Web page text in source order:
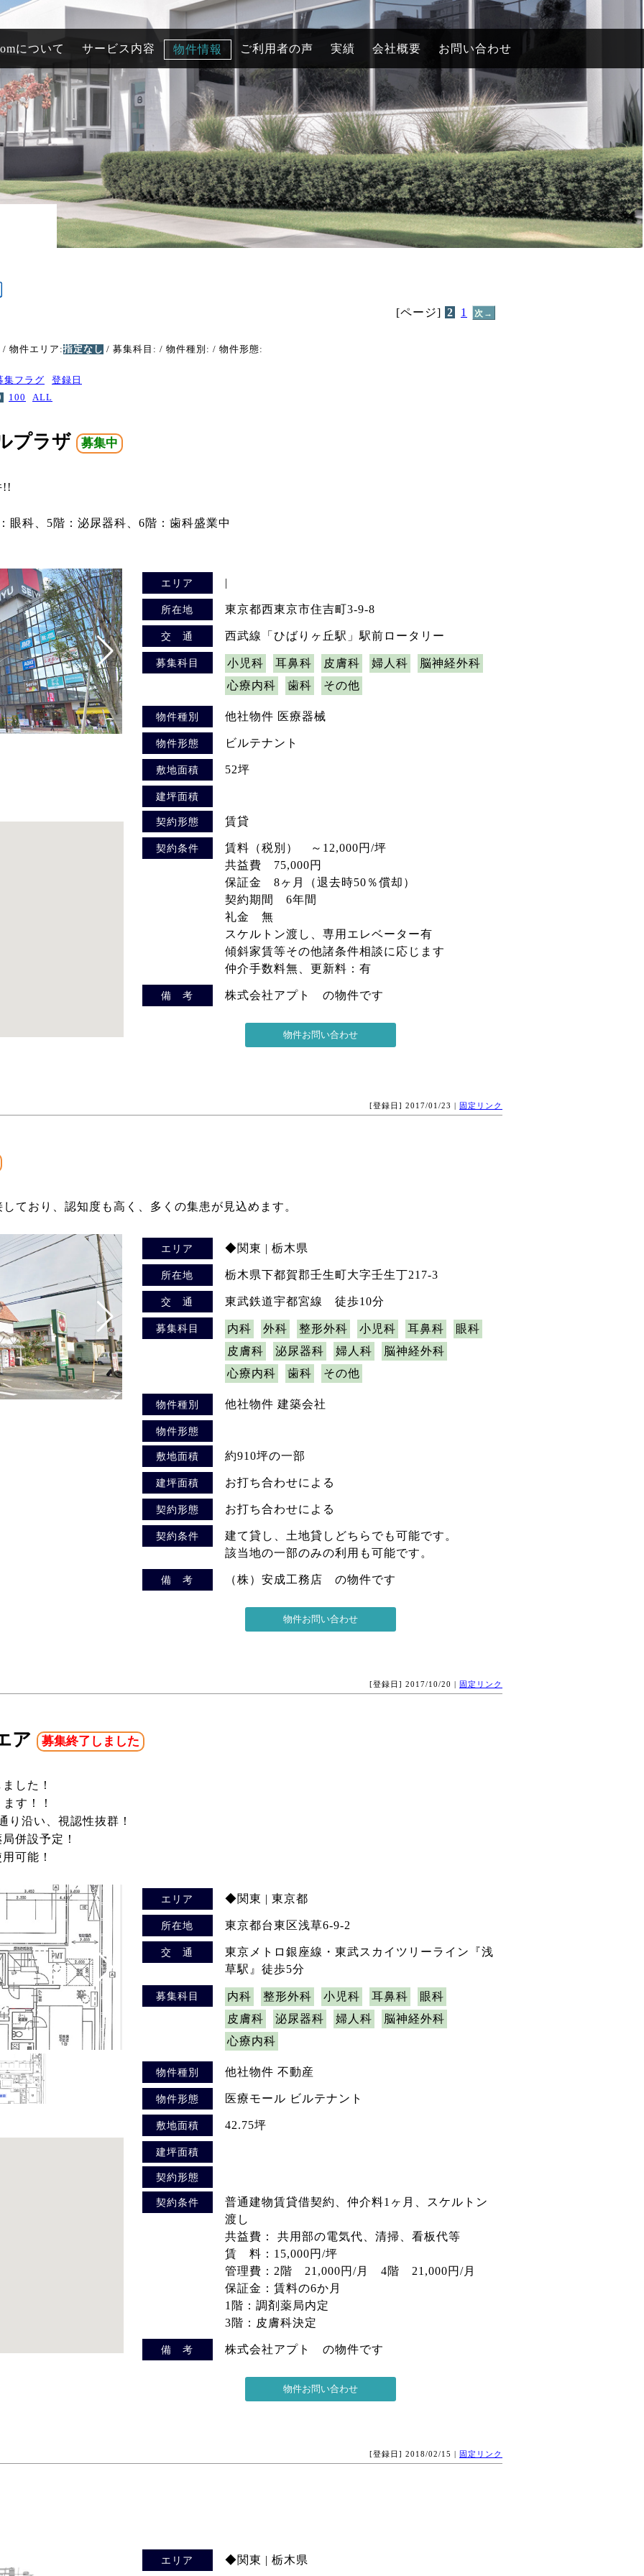
について サービス内容 物件情報 ご利用者の声 実績 会社概要 お問い合わせ
[ページ] 2 1 次→
/ 物件エリア:指定なし / 募集科目: / 物件種別: / 物件形態:
集フラグ
登録日
100 ALL
プラザ 募集中
!!
眼科、5階：泌尿器科、6階：歯科盛業中
エリア |
所在地 東京都西東京市住吉町3-9-8
交 通 西武線「ひばりヶ丘駅」駅前ロータリー
募集科目 小児科 耳鼻科 皮膚科 婦人科
脳神経外科
心療内科
歯科 その他
物件種別 他社物件 医療器械
物件形態 ビルテナント
敷地面積 52坪
建坪面積
契約形態 賃貸
契約条件
賃料（税別） ～12,000円/坪
共益費 75,000円
保証金 8ヶ月（退去時50％償却）
契約期間 6年間
礼金 無
スケルトン渡し、専用エレベーター有
傾斜家賃等その他諸条件相談に応じます
仲介手数料無、更新料：有
備 考 株式会社アプト の物件です
[登録日] 2017/01/23 | 固定リンク
ており、認知度も高く、多くの集患が見込めます。
エリア ◆関東 | 栃木県
所在地 栃木県下都賀郡壬生町大字壬生丁217-3
交 通 東武鉄道宇都宮線 徒歩10分
募集科目 内科 外科 整形外科 小児科 耳鼻科
眼科
皮膚科
泌尿器科 婦人科
脳神経外科
心療内科
歯科 その他
物件種別 他社物件 建築会社
物件形態
敷地面積 約910坪の一部
建坪面積 お打ち合わせによる
契約形態 お打ち合わせによる
契約条件
建て貸し、土地貸しどちらでも可能です。
該当地の一部のみの利用も可能です。
備 考 （株）安成工務店 の物件です
[登録日] 2017/10/20 | 固定リンク
ア 募集終了しました
した！
す！！
り沿い、視認性抜群！
併設予定！
可能！
エリア ◆関東 | 東京都
所在地 東京都台東区浅草6-9-2
交 通
東京メトロ銀座線・東武スカイツリーライン『浅
草駅』徒歩5分
募集科目 内科 整形外科 小児科 耳鼻科
眼科
皮膚科
泌尿器科 婦人科
脳神経外科
心療内科
物件種別 他社物件 不動産
物件形態 医療モール ビルテナント
敷地面積 42.75坪
建坪面積
契約形態
契約条件
普通建物賃貸借契約、仲介料1ヶ月、スケルトン
渡し
共益費： 共用部の電気代、清掃、看板代等
賃 料：15,000円/坪
管理費：2階 21,000円/月 4階 21,000円/月
保証金：賃料の6か月
1階：調剤薬局内定
3階：皮膚科決定
備 考 株式会社アプト の物件です
[登録日] 2018/02/15 | 固定リンク
エリア ◆関東 | 栃木県